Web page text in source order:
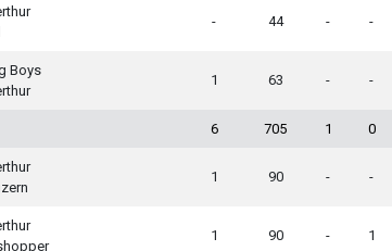
- 44 - -
Boys
1 63 - -
6 705 1 0
1 90 - -
1 90 - 1